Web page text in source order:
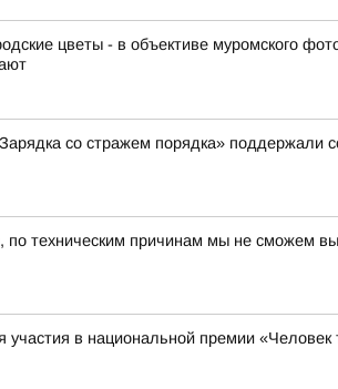
цветы - в объективе муромского
со стражем порядка» поддержали
по техническим причинам мы не сможем
участия в национальной премии «Человек